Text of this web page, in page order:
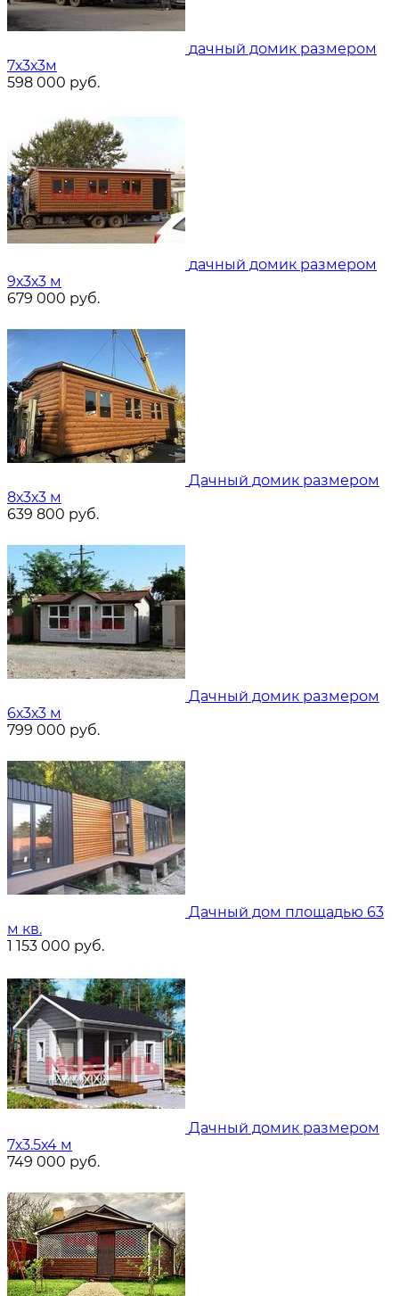
дачный домик размером
7х3х3м
598 000 руб.
дачный домик размером
9х3х3 м
679 000 руб.
Дачный домик размером
8х3х3 м
639 800 руб.
Дачный домик размером
6х3х3 м
799 000 руб.
Дачный дом площадью 63
м кв.
1 153 000 руб.
Дачный домик размером
7х3.5х4 м
749 000 руб.